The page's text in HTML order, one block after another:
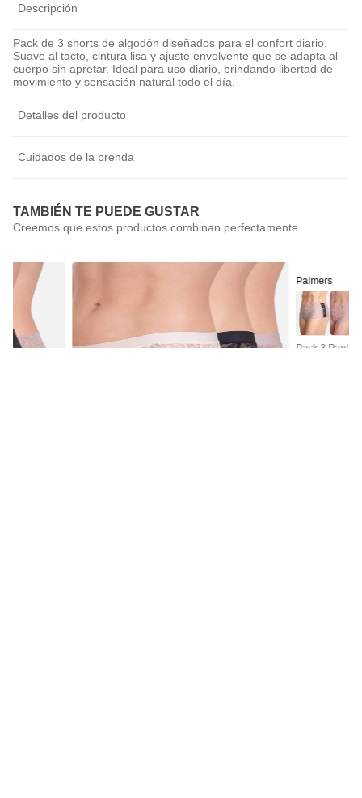
Descripción
Pack de 3 shorts de algodón diseñados para el confort diario.
Suave al tacto, cintura lisa y ajuste envolvente que se adapta al
cuerpo sin apretar. Ideal para uso diario, brindando libertad de
movimiento y sensación natural todo el día.
Detalles del producto
Cuidados de la prenda
TAMBIÉN TE PUEDE GUSTAR
Palmers
Pack 3